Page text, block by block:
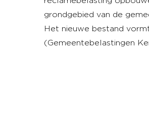
grondgebied van de
Het nieuwe bestand
(Gemeentebelastingen